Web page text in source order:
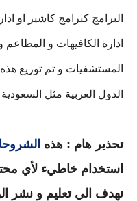
البرامج كبرامج كاشير او
ادارة الكافيهات و المطاعم
المستشفيات و تم توزيع
الدول العربية مثل
تحذير هام : هذه
استخدام خاطيء لأي
نهدف الي تعليم و نشر